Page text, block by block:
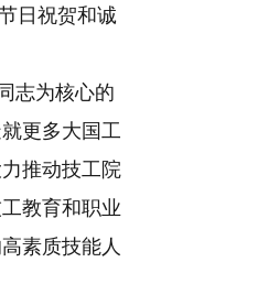
日祝贺和诚
志为核心的
更多大国工
推动技工院
教育和职业
素质技能人